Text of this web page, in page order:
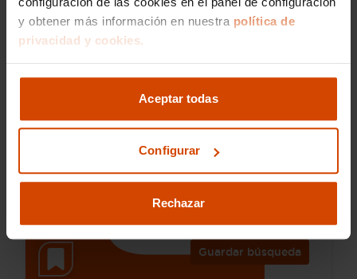
y obtener más información en nuestra política de
privacidad y cookies.
Aceptar todas
Configurar
Rechazar
29.230 €
35 TDI 120kW (163CV) S tronic Sportback
Híbrido no enchufable
Automática
Guardar búsqueda